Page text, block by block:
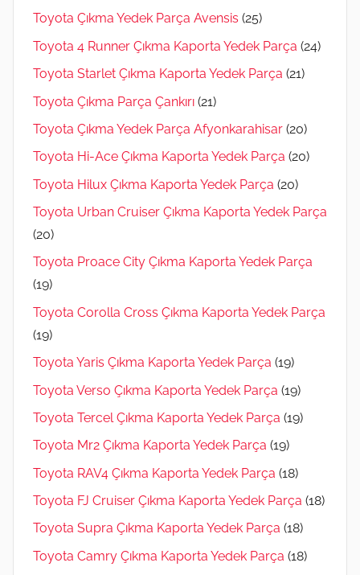
Toyota Çıkma Yedek Parça Avensis (25)
Toyota 4 Runner Çıkma Kaporta Yedek Parça (24)
Toyota Starlet Çıkma Kaporta Yedek Parça (21)
Toyota Çıkma Parça Çankırı (21)
Toyota Çıkma Yedek Parça Afyonkarahisar (20)
Toyota Hi-Ace Çıkma Kaporta Yedek Parça (20)
Toyota Hilux Çıkma Kaporta Yedek Parça (20)
Toyota Urban Cruiser Çıkma Kaporta Yedek Parça
(20)
Toyota Proace City Çıkma Kaporta Yedek Parça
(19)
Toyota Corolla Cross Çıkma Kaporta Yedek Parça
(19)
Toyota Yaris Çıkma Kaporta Yedek Parça (19)
Toyota Verso Çıkma Kaporta Yedek Parça (19)
Toyota Tercel Çıkma Kaporta Yedek Parça (19)
Toyota Mr2 Çıkma Kaporta Yedek Parça (19)
Toyota RAV4 Çıkma Kaporta Yedek Parça (18)
Toyota FJ Cruiser Çıkma Kaporta Yedek Parça (18)
Toyota Supra Çıkma Kaporta Yedek Parça (18)
Toyota Camry Çıkma Kaporta Yedek Parça (18)